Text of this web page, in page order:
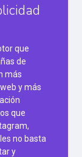
que
de
más
y más
que
no basta
y